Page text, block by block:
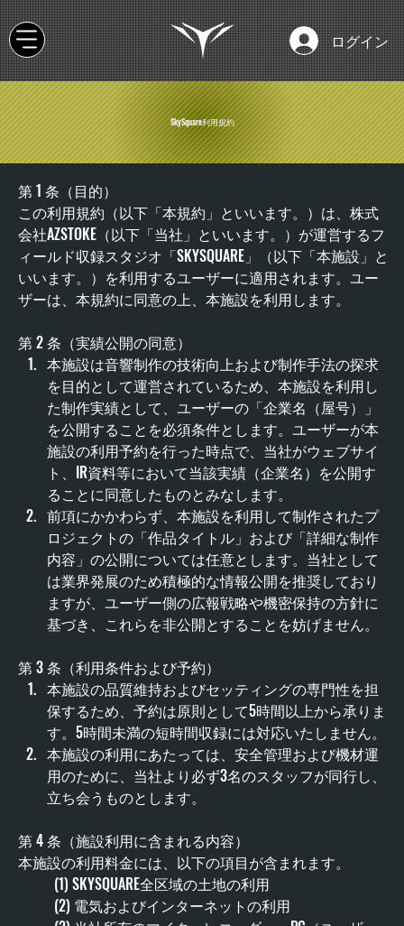
ログイン
第 1 条（目的）
この利用規約（以下「本規約」といいます。）は、株式
会社AZSTOKE（以下「当社」といいます。）が運営するフ
ィールド収録スタジオ「SKYSQUARE」（以下「本施設」と
いいます。）を利用するユーザーに適用されます。ユー
ザーは、本規約に同意の上、本施設を利用します。
第 2 条（実績公開の同意）
本施設は音響制作の技術向上および制作手法の探求
を目的として運営されているため、本施設を利用し
た制作実績として、ユーザーの「企業名（屋号）」
を公開することを必須条件とします。ユーザーが本
施設の利用予約を行った時点で、当社がウェブサイ
ト、IR資料等において当該実績（企業名）を公開す
ることに同意したものとみなします。
前項にかかわらず、本施設を利用して制作されたプ
ロジェクトの「作品タイトル」および「詳細な制作
内容」の公開については任意とします。当社として
は業界発展のため積極的な情報公開を推奨しており
ますが、ユーザー側の広報戦略や機密保持の方針に
基づき、これらを非公開とすることを妨げません。
第 3 条（利用条件および予約）
本施設の品質維持およびセッティングの専門性を担
保するため、予約は原則として5時間以上から承りま
す。5時間未満の短時間収録には対応いたしません。
本施設の利用にあたっては、安全管理および機材運
用のために、当社より必ず3名のスタッフが同行し、
立ち会うものとします。
第 4 条（施設利用に含まれる内容）
本施設の利用料金には、以下の項目が含まれます。
(1) SKYSQUARE全区域の土地の利用
(2) 電気およびインターネットの利用
SkySquare利用規約